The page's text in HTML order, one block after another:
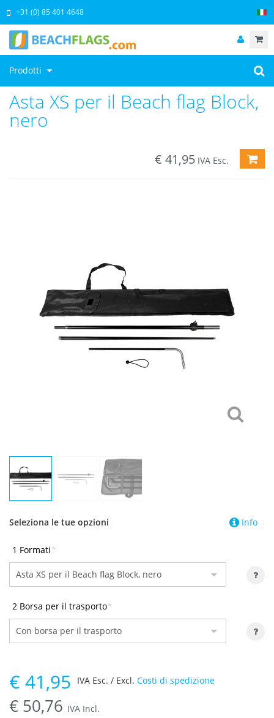
Prodotti
+31 (0) 85 401 4648
Asta XS per il Beach flag Block,
nero
€ 41,95 IVA Esc.
Info
Seleziona le tue opzioni
1 Formati*
2 Borsa per il trasporto*
€ 41,95
€ 50,76 IVA Incl.
IVA Esc. / Excl. Costi di spedizione